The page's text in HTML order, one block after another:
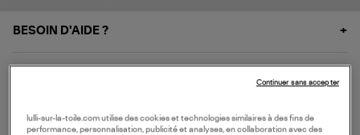
BESOIN D'AIDE ?
NOS SERVICES
lulli-sur-la-toile.com utilise des cookies et technologies similaires à des fins de
performance, personnalisation, publicité et analyses, en collaboration avec des
Continuer sans accepter